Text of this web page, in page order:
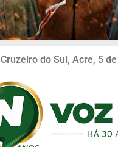
Cruzeiro do Sul, Acre, 5